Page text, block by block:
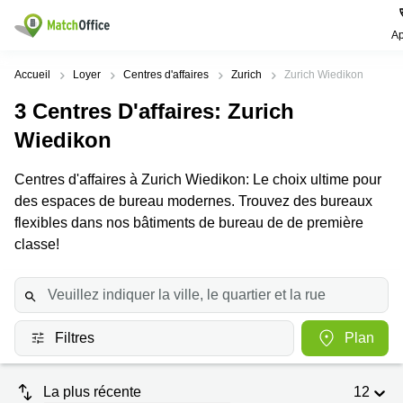
Rechercher / publier
Pages
de
produits
Bureau
Centre
d'affaires
Salle
de
réunion
Bureau
Villes
Populaires
Location
bureau
Zurich
Bureau
à louer
Bureau à
louer
Lausanne
Coworking
Recherches
populaires
Voie du
Chariot 3
Lausanne
Place de
la Gare
Rue du
Pré-de-
la-
Bichette
Genève
Aide
Publier un local
Choisissez une langue
Switzerland
Accueil Loyer Centres d'affaires Zurich Zurich Wiedikon
3 Centres D'affaires: Zurich
Wiedikon
Centres d'affaires à Zurich Wiedikon: Le choix ultime pour
des espaces de bureau modernes. Trouvez des bureaux
flexibles dans nos bâtiments de bureau de de première
classe!
Filtres Plan
La plus récente
12